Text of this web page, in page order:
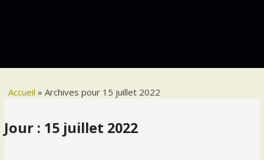
Accueil »Archives pour 15 juillet 2022
Jour : 15 juillet 2022